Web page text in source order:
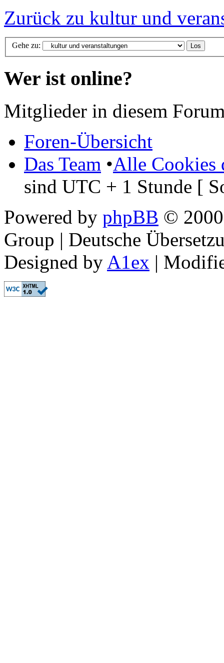
Zurück zu kultur und
Gehe zu:
Wer ist online?
Mitglieder in diesem
Foren-Übersicht
Das Team •Alle Cookies
sind UTC + 1 Stunde [
Powered by phpBB ©
Group | Deutsche
Designed by A1ex |